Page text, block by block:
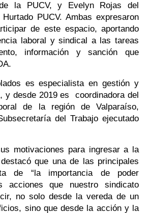
la PUCV, y Evelyn Rojas del
PUCV. Ambas expresaron
de este espacio, aportando
laboral y sindical a las tareas
información y sanción que
es especialista en gestión y
y desde 2019 es coordinadora del
de la región de Valparaíso,
del Trabajo ejecutado
motivaciones para ingresar a la
que una de las principales
de “la importancia de poder
acciones que nuestro sindicato
no solo desde la vereda de un
sino que desde la acción y la